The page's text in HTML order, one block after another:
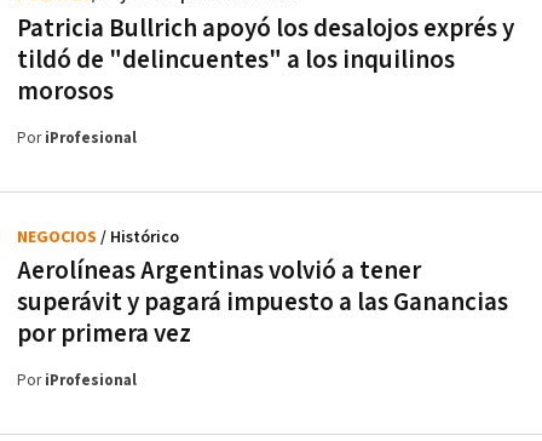
Patricia Bullrich apoyó los desalojos exprés y
tildó de "delincuentes" a los inquilinos
morosos
PoriProfesional
Aerolíneas Argentinas volvió a tener
superávit y pagará impuesto a las Ganancias
por primera vez
NEGOCIOS / Histórico
PoriProfesional